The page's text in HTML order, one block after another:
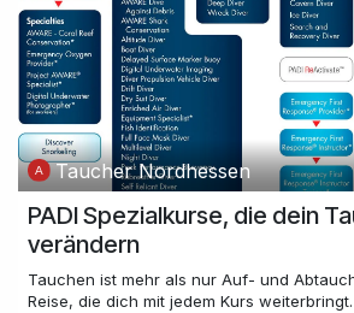
Taucher Nordhessen
PADI Spezialkurse, die dein
verändern
Tauchen ist mehr als nur Auf- und
Reise, die dich mit jedem Kurs